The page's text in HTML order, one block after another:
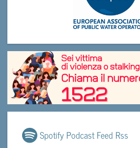
Spotify Podcast Feed Rss